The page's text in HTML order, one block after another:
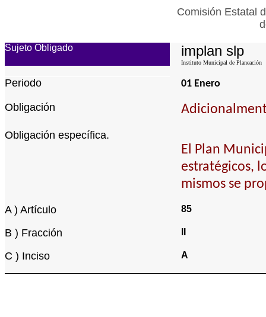
Comisión Estatal
Sujeto Obligado implan slp
Instituto Municipal de Planeación
Periodo 01 Enero
Obligación
Obligación específica.
El Plan
estratégicos,
mismos se
A ) Artículo 85
B ) Fracción
C ) Inciso A